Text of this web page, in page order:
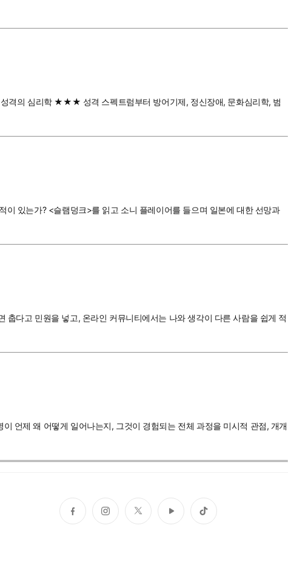
성격의 심리학 ★★★ 성격 스펙트럼부터 방어기제, 정신장애, 문화심리학, 범
있는가? <슬램덩크>를 읽고 소니 플레이어를 들으며 일본에 대한 선망과
춥다고 민원을 넣고, 온라인 커뮤니티에서는 나와 생각이 다른 사람을 쉽게 적
언제 왜 어떻게 일어나는지, 그것이 경험되는 전체 과정을 미시적 관점, 개개
페
이
인
스
트
위
유
튜
틱
톡